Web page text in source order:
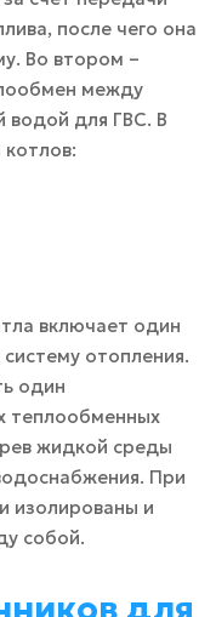
после чего она
Во втором –
между
водой для ГВС. В
котлов:
включает один
отопления.
один
теплообменных
жидкой среды
При
изолированы и
собой.